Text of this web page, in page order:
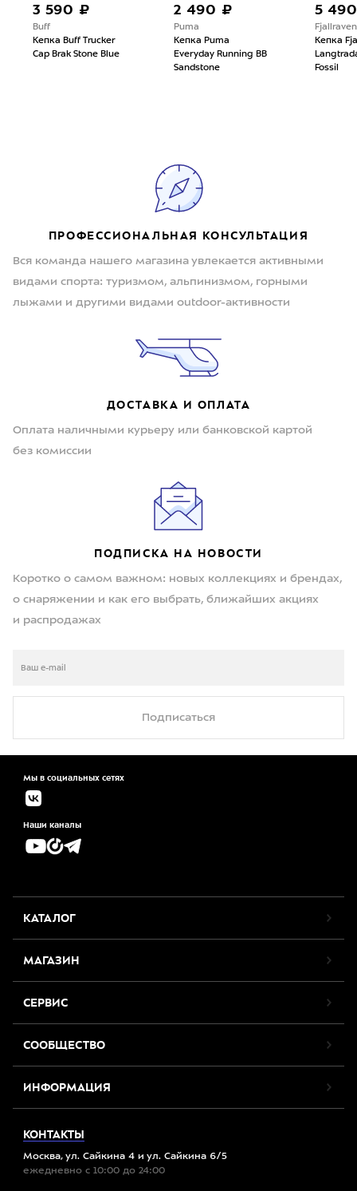
3 590 ₽
Buff
Кепка Buff Trucker
Cap Brak Stone Blue
2 490 ₽
Puma
Кепка Puma
Everyday Running BB
Sandstone
5
Fjallraven
Кепка
Fossil
ПРОФЕССИОНАЛЬНАЯ КОНСУЛЬТАЦИЯ
Вся команда нашего магазина увлекается активными
видами спорта: туризмом, альпинизмом, горными
лыжами и другими видами outdoor-активности
ДОСТАВКА И ОПЛАТА
Оплата наличными курьеру или банковской картой
без комиссии
ПОДПИСКА НА НОВОСТИ
Коротко о самом важном: новых коллекциях и брендах,
о снаряжении и как его выбрать, ближайших акциях
и распродажах
Подписаться
Мы в социальных сетях
Наши каналы
КАТАЛОГ
МАГАЗИН
СЕРВИС
СООБЩЕСТВО
ИНФОРМАЦИЯ
КОНТАКТЫ
Москва, ул. Сайкина 4 и ул. Сайкина 6/5
ежедневно с 10:00 до 24:00